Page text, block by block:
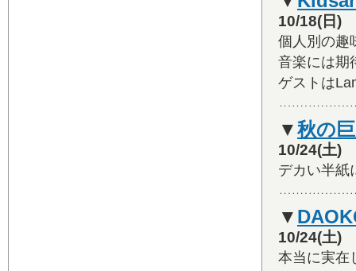
10/18(日)
個人別の趣
音楽には期
ゲストは
▼秋の
10/24(土)
デカい半紙
▼
10/24(土)
本当に実在